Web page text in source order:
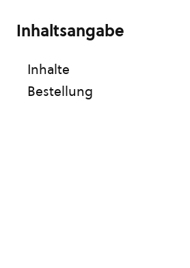
Inhaltsangabe
Inhalte
Bestellung